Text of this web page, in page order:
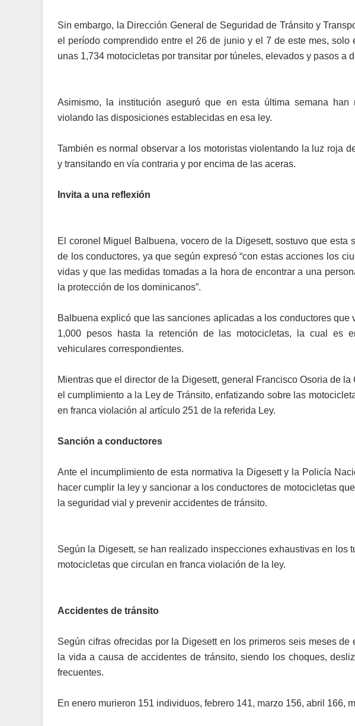
Sin embargo, la Dirección General de Seguridad de Tránsito y
el período comprendido entre el 26 de junio y el 7 de este mes,
unas 1,734 motocicletas por transitar por túneles, elevados y pasos a
Asimismo, la institución aseguró que en esta última semana
violando las disposiciones establecidas en esa ley.
También es normal observar a los motoristas violentando la luz roja
y transitando en vía contraria y por encima de las aceras.
Invita a una reflexión
El coronel Miguel Balbuena, vocero de la Digesett, sostuvo que esta
de los conductores, ya que según expresó “con estas acciones los
vidas y que las medidas tomadas a la hora de encontrar a una
la protección de los dominicanos”.
Balbuena explicó que las sanciones aplicadas a los conductores
1,000 pesos hasta la retención de las motocicletas, la cual es
vehiculares correspondientes.
Mientras que el director de la Digesett, general Francisco Osoria de
el cumplimiento a la Ley de Tránsito, enfatizando sobre las
en franca violación al artículo 251 de la referida Ley.
Sanción a conductores
Ante el incumplimiento de esta normativa la Digesett y la Policía
hacer cumplir la ley y sancionar a los conductores de motocicletas
la seguridad vial y prevenir accidentes de tránsito.
Según la Digesett, se han realizado inspecciones exhaustivas en los
motocicletas que circulan en franca violación de la ley.
Accidentes de tránsito
Según cifras ofrecidas por la Digesett en los primeros seis meses
la vida a causa de accidentes de tránsito, siendo los choques,
frecuentes.
En enero murieron 151 individuos, febrero 141, marzo 156, abril 166,